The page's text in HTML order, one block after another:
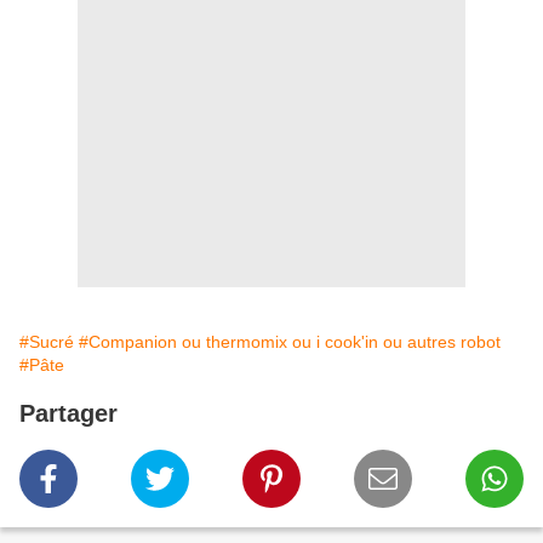
#Sucré #Companion ou thermomix ou i cook'in ou autres robot
#Pâte
Partager